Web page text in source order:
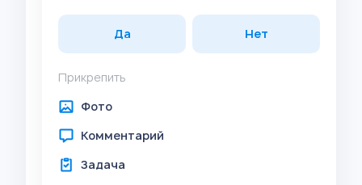
Да Нет
Прикрепить
Фото
Комментарий
Задача